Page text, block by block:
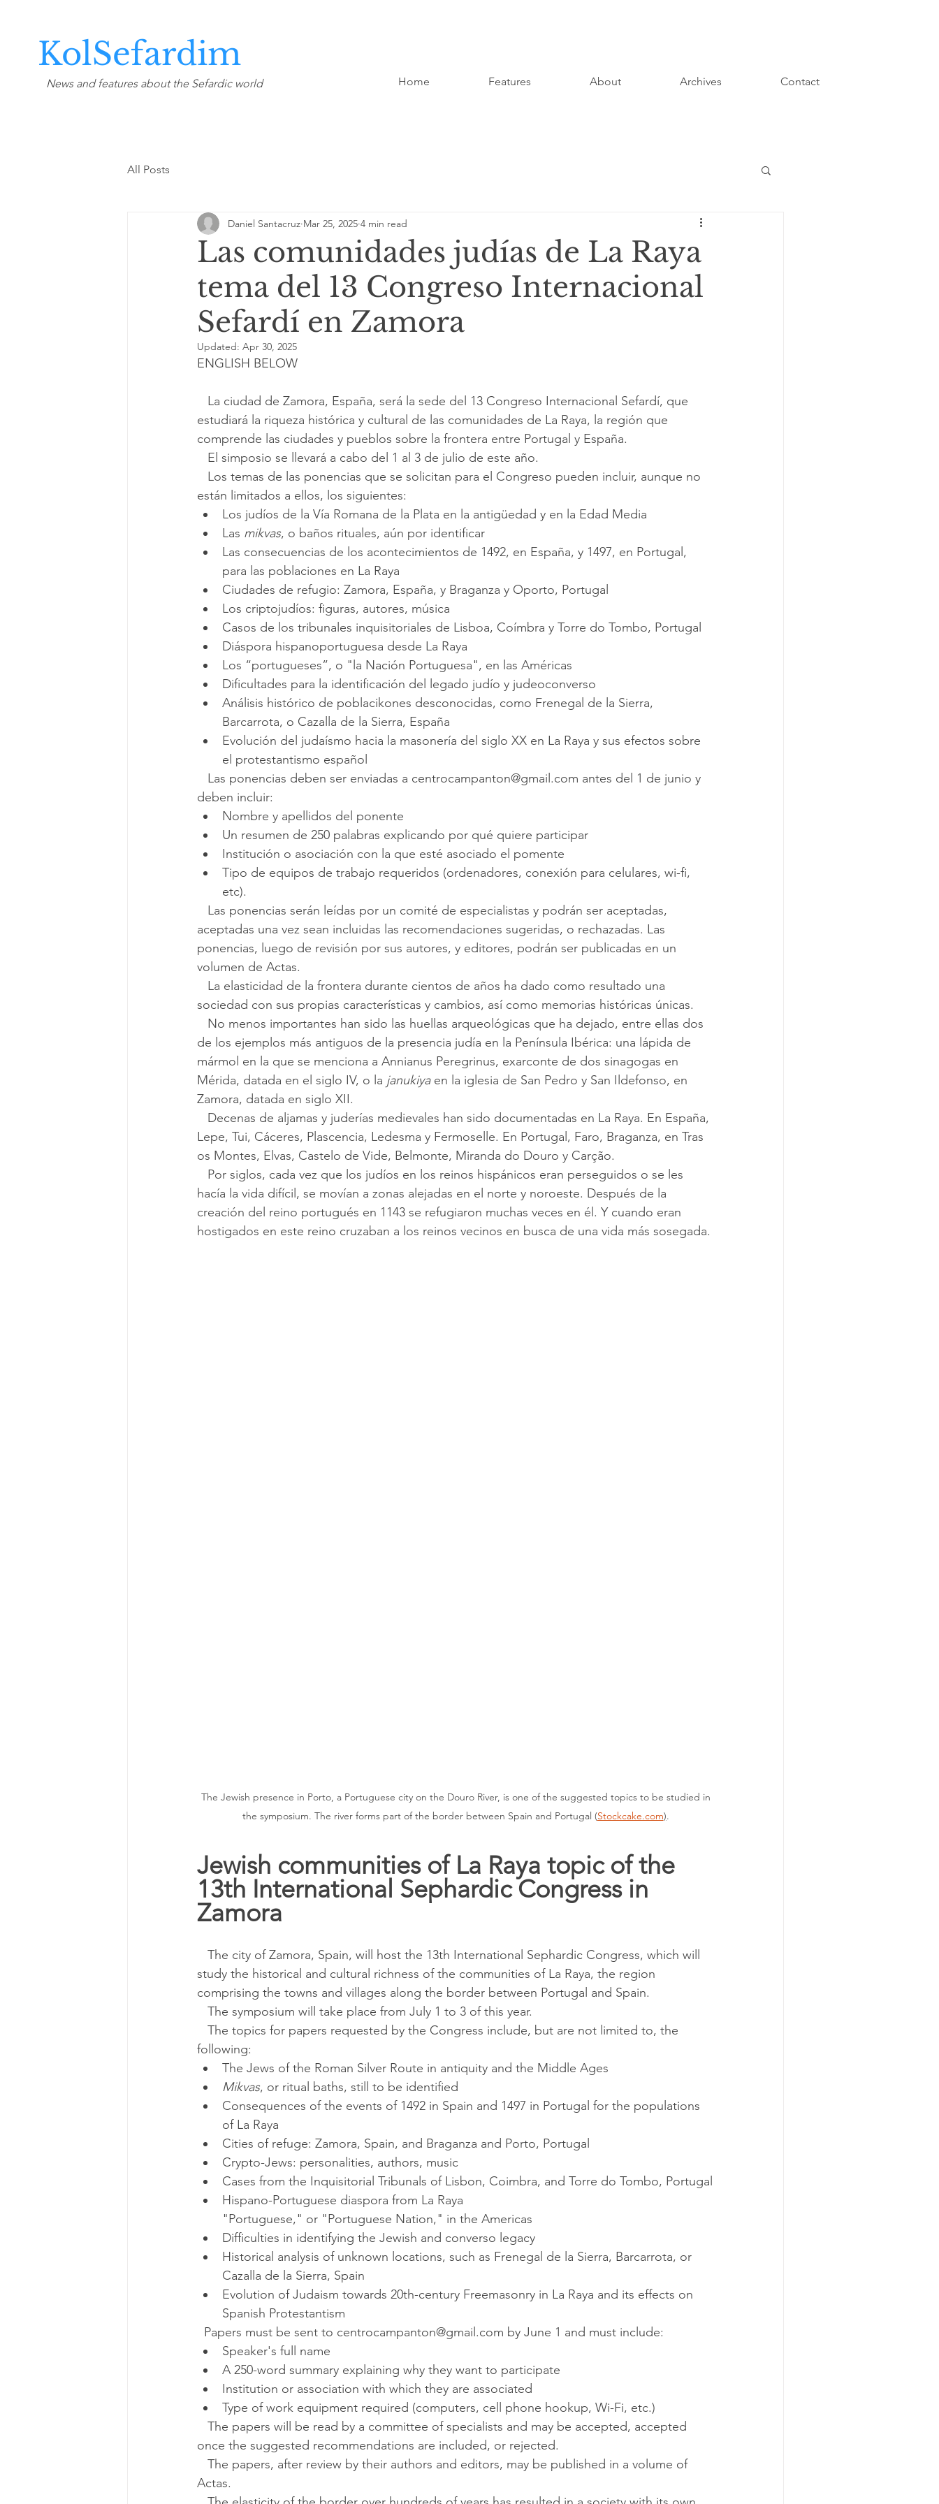
KolSefardim
News and features about the Sefardic world Home Features About Archives Contact
All Posts
Las comunidades judías de La Raya
tema del 13 Congreso Internacional
Sefardí en Zamora
Daniel Santacruz Mar 25, 2025 4 min read
Updated: Apr 30, 2025
ENGLISH BELOW
estudiará la riqueza histórica y cultural de las comunidades de La Raya, la región que
comprende las ciudades y pueblos sobre la frontera entre Portugal y España.
   El simposio se llevará a cabo del 1 al 3 de julio de este año.
están limitados a ellos, los siguientes:
Los judíos de la Vía Romana de la Plata en la antigüedad y en la Edad Media
Las mikvas, o baños rituales, aún por identificar
Las consecuencias de los acontecimientos de 1492, en España, y 1497, en Portugal,
para las poblaciones en La Raya
Ciudades de refugio: Zamora, España, y Braganza y Oporto, Portugal
Los criptojudíos: figuras, autores, música
Casos de los tribunales inquisitoriales de Lisboa, Coímbra y Torre do Tombo, Portugal
Diáspora hispanoportuguesa desde La Raya
Los “portugueses”, o "la Nación Portuguesa", en las Américas
Dificultades para la identificación del legado judío y judeoconverso
Análisis histórico de poblacikones desconocidas, como Frenegal de la Sierra,
Barcarrota, o Cazalla de la Sierra, España
Evolución del judaísmo hacia la masonería del siglo XX en La Raya y sus efectos sobre
el protestantismo español
deben incluir:
Nombre y apellidos del ponente
Un resumen de 250 palabras explicando por qué quiere participar
Institución o asociación con la que esté asociado el pomente
Tipo de equipos de trabajo requeridos (ordenadores, conexión para celulares, wi-fi,
etc).
aceptadas una vez sean incluidas las recomendaciones sugeridas, o rechazadas. Las
ponencias, luego de revisión por sus autores, y editores, podrán ser publicadas en un
volumen de Actas.
sociedad con sus propias características y cambios, así como memorias históricas únicas.
de los ejemplos más antiguos de la presencia judía en la Península Ibérica: una lápida de
mármol en la que se menciona a Annianus Peregrinus, exarconte de dos sinagogas en
Mérida, datada en el siglo IV, o la janukiya en la iglesia de San Pedro y San Ildefonso, en
Zamora, datada en siglo XII.
Lepe, Tui, Cáceres, Plascencia, Ledesma y Fermoselle. En Portugal, Faro, Braganza, en Tras
os Montes, Elvas, Castelo de Vide, Belmonte, Miranda do Douro y Carção.
hacía la vida difícil, se movían a zonas alejadas en el norte y noroeste. Después de la
creación del reino portugués en 1143 se refugiaron muchas veces en él. Y cuando eran
hostigados en este reino cruzaban a los reinos vecinos en busca de una vida más sosegada.
the symposium. The river forms part of the border between Spain and Portugal (Stockcake.com).
Jewish communities of La Raya topic of the
13th International Sephardic Congress in
Zamora
study the historical and cultural richness of the communities of La Raya, the region
comprising the towns and villages along the border between Portugal and Spain.
   The symposium will take place from July 1 to 3 of this year.
following:
The Jews of the Roman Silver Route in antiquity and the Middle Ages
Mikvas, or ritual baths, still to be identified
Consequences of the events of 1492 in Spain and 1497 in Portugal for the populations
of La Raya
Cities of refuge: Zamora, Spain, and Braganza and Porto, Portugal
Crypto-Jews: personalities, authors, music
Cases from the Inquisitorial Tribunals of Lisbon, Coimbra, and Torre do Tombo, Portugal
Hispano-Portuguese diaspora from La Raya
"Portuguese," or "Portuguese Nation," in the Americas
Difficulties in identifying the Jewish and converso legacy
Historical analysis of unknown locations, such as Frenegal de la Sierra, Barcarrota, or
Cazalla de la Sierra, Spain
Evolution of Judaism towards 20th-century Freemasonry in La Raya and its effects on
Spanish Protestantism
  Papers must be sent to centrocampanton@gmail.com by June 1 and must include:
Speaker's full name
A 250-word summary explaining why they want to participate
Institution or association with which they are associated
Type of work equipment required (computers, cell phone hookup, Wi-Fi, etc.)
once the suggested recommendations are included, or rejected.
Actas.